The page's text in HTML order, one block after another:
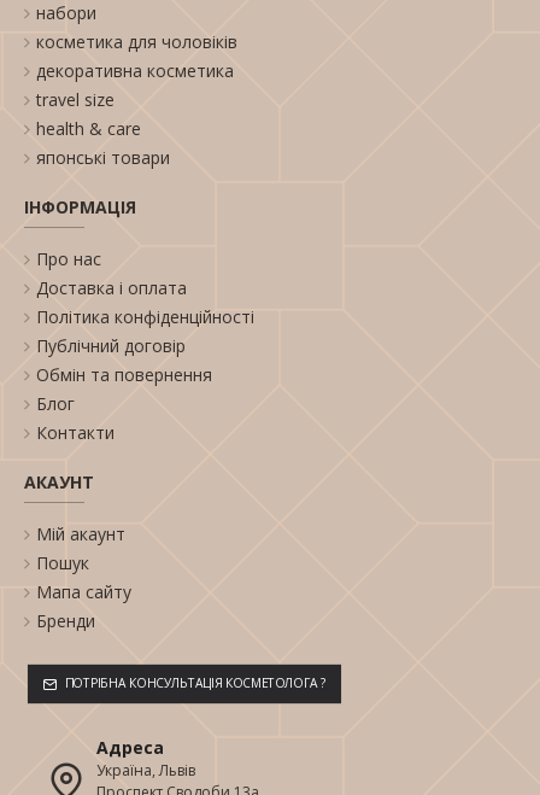
набори
косметика для чоловіків
декоративна косметика
travel size
health & care
японські товари
ІНФОРМАЦІЯ
Про нас
Доставка і оплата
Політика конфіденційності
Публічний договір
Обмін та повернення
Блог
Контакти
АКАУНТ
Мій акаунт
Пошук
Мапа сайту
Бренди
ПОТРІБНА КОНСУЛЬТАЦІЯ КОСМЕТОЛОГА ?
Адреса
Україна, Львів